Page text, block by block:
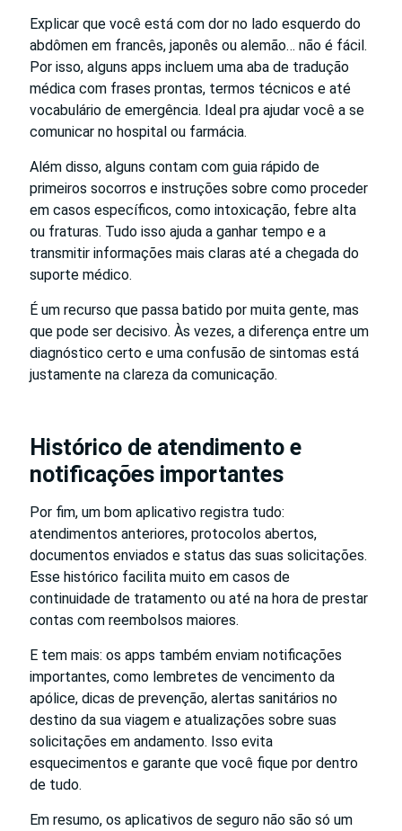
Explicar que você está com dor no lado esquerdo do
abdômen em francês, japonês ou alemão… não é fácil.
Por isso, alguns apps incluem uma aba de tradução
médica com frases prontas, termos técnicos e até
vocabulário de emergência. Ideal pra ajudar você a se
comunicar no hospital ou farmácia.
Além disso, alguns contam com guia rápido de
primeiros socorros e instruções sobre como proceder
em casos específicos, como intoxicação, febre alta
ou fraturas. Tudo isso ajuda a ganhar tempo e a
transmitir informações mais claras até a chegada do
suporte médico.
É um recurso que passa batido por muita gente, mas
que pode ser decisivo. Às vezes, a diferença entre um
diagnóstico certo e uma confusão de sintomas está
justamente na clareza da comunicação.
Histórico de atendimento e
notificações importantes
Por fim, um bom aplicativo registra tudo:
atendimentos anteriores, protocolos abertos,
documentos enviados e status das suas solicitações.
Esse histórico facilita muito em casos de
continuidade de tratamento ou até na hora de prestar
contas com reembolsos maiores.
E tem mais: os apps também enviam notificações
importantes, como lembretes de vencimento da
apólice, dicas de prevenção, alertas sanitários no
destino da sua viagem e atualizações sobre suas
solicitações em andamento. Isso evita
esquecimentos e garante que você fique por dentro
de tudo.
Em resumo, os aplicativos de seguro não são só um